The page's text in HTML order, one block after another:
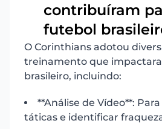
contribuíram
futebol
O Corinthians adotou
treinamento que
brasileiro, incluindo:
**Análise de Vídeo**:
táticas e identificar